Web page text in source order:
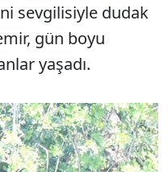
sevgilisiyle dudak
gün boyu
yaşadı.